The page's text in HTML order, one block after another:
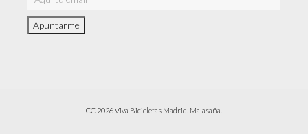
CC 2026 Viva Bicicletas Madrid. Malasaña.